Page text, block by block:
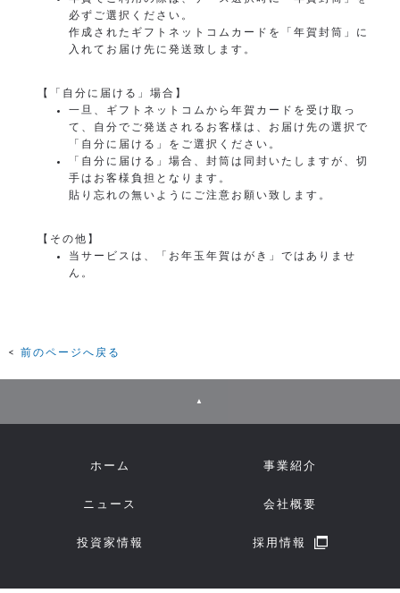
必ずご選択ください。
作成されたギフトネットコムカードを「年賀封筒」に
入れてお届け先に発送致します。
【「自分に届ける」場合】
一旦、ギフトネットコムから年賀カードを受け取っ
て、自分でご発送されるお客様は、お届け先の選択で
「自分に届ける」をご選択ください。
「自分に届ける」場合、封筒は同封いたしますが、切
手はお客様負担となります。
貼り忘れの無いようにご注意お願い致します。
【その他】
当サービスは、「お年玉年賀はがき」ではありませ
ん。
前のページへ戻る
▲
ホーム 事業紹介
ニュース 会社概要
投資家情報 採用情報